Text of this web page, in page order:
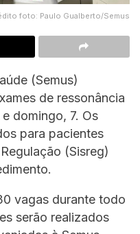
foto: Paulo Gualberto/Semus
(Semus)
de ressonância
domingo, 7. Os
para pacientes
(Sisreg)
vagas durante todo
serão realizados